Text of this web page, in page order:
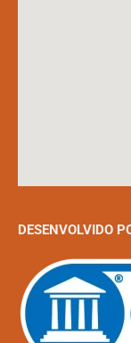
DESENVOLVIDO